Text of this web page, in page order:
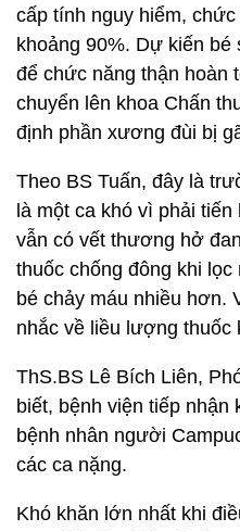
cấp tính nguy hiểm,
khoảng 90%. Dự kiến bé
để chức năng thận hoàn
chuyển lên khoa Chấn
định phần xương đùi bị
Theo BS Tuấn, đây là
là một ca khó vì phải
vẫn có vết thương hở
thuốc chống đông khi
bé chảy máu nhiều hơn.
nhắc về liều lượng thuốc
ThS.BS Lê Bích Liên,
biết, bệnh viện tiếp
bệnh nhân người
các ca nặng.
Khó khăn lớn nhất khi